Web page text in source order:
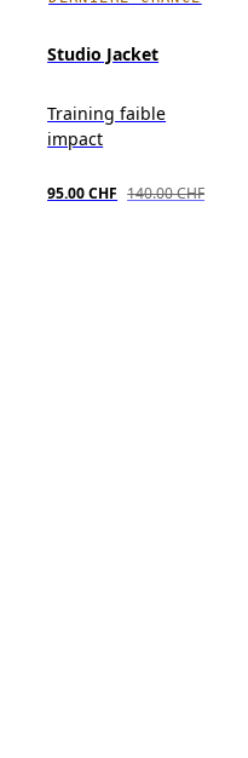
Studio Jacket
Training faible
impact
95.00 CHF 140.00 CHF